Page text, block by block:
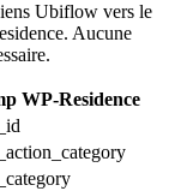
Ubiflow vers le
Aucune
WP-Residence